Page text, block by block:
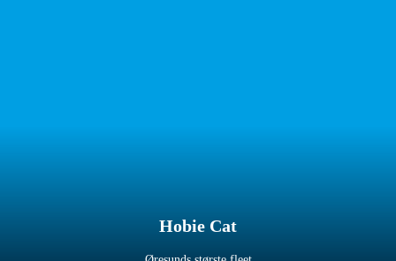
Hobie Cat